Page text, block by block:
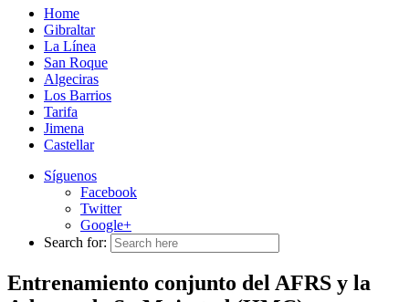
Home
Gibraltar
La Línea
San Roque
Algeciras
Los Barrios
Tarifa
Jimena
Castellar
Síguenos
Facebook
Twitter
Google+
Search for:
Entrenamiento conjunto del AFRS y la